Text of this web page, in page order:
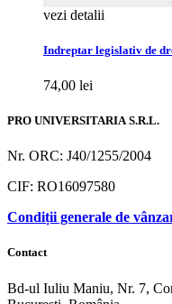
vezi detalii
Indreptar legislativ de
74,00 lei
PRO UNIVERSITARIA S.R.L.
Nr. ORC: J40/1255/2004
CIF: RO16097580
Condiții generale de
Contact
Bd-ul Iuliu Maniu, Nr. 7,